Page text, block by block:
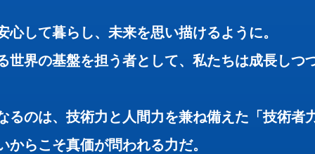
心して暮らし、未来を思い描けるように。
世界の基盤を担う者として、私たちは成長しつ
るのは、技術力と人間力を兼ね備えた「技術者
からこそ真価が問われる力だ。